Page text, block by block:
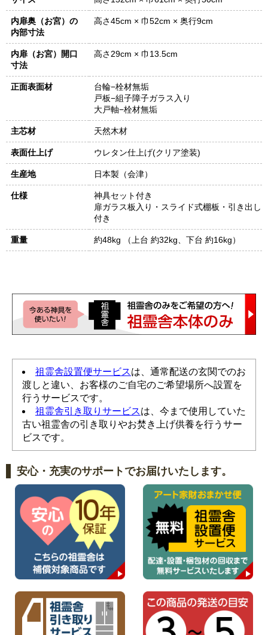
内扉奥（お宮）の
内部寸法
高さ45cm × 巾52cm × 奥行9cm
内扉（お宮）開口
寸法
高さ29cm × 巾13.5cm
正面表面材
台輪−栓材無垢
戸板−組子障子ガラス入り
大戸軸−栓材無垢
主芯材 天然木材
表面仕上げ ウレタン仕上げ(クリア塗装)
生産地 日本製（会津）
仕様
神具セット付き
扉ガラス板入り・スライド式棚板・引き出し
付き
重量 約48kg （上台 約32kg、下台 約16kg）
祖霊舎設置便サービスは、通常配送の玄関でのお
渡しと違い、お客様のご自宅のご希望場所へ設置を
行うサービスです。
祖霊舎引き取りサービスは、今まで使用していた
古い祖霊舎の引き取りやお焚き上げ供養を行うサー
ビスです。
安心・充実のサポートでお届けいたします。